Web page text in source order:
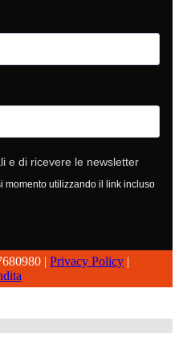
e di ricevere le newsletter
momento utilizzando il link incluso
| Privacy Policy |